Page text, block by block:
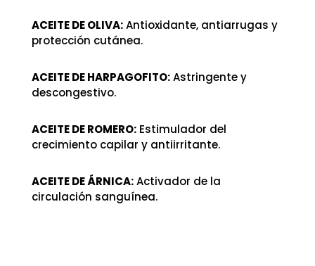
ACEITE DE OLIVA:Antioxidante, antiarrugas y
protección cutánea.
ACEITE DE HARPAGOFITO:Astringente y
descongestivo.
ACEITE DE ROMERO:Estimulador del
crecimiento capilar y antiirritante.
ACEITE DE ÁRNICA:Activador de la
circulación sanguínea.